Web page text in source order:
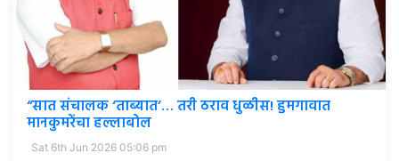
“सात संचालक ‘ताब्यात’… तरी ठराव धुळीस! हुमगावात
मानकुमरेंचा हल्लाबोल
Sat 6th Jun 2026 05:06 pm